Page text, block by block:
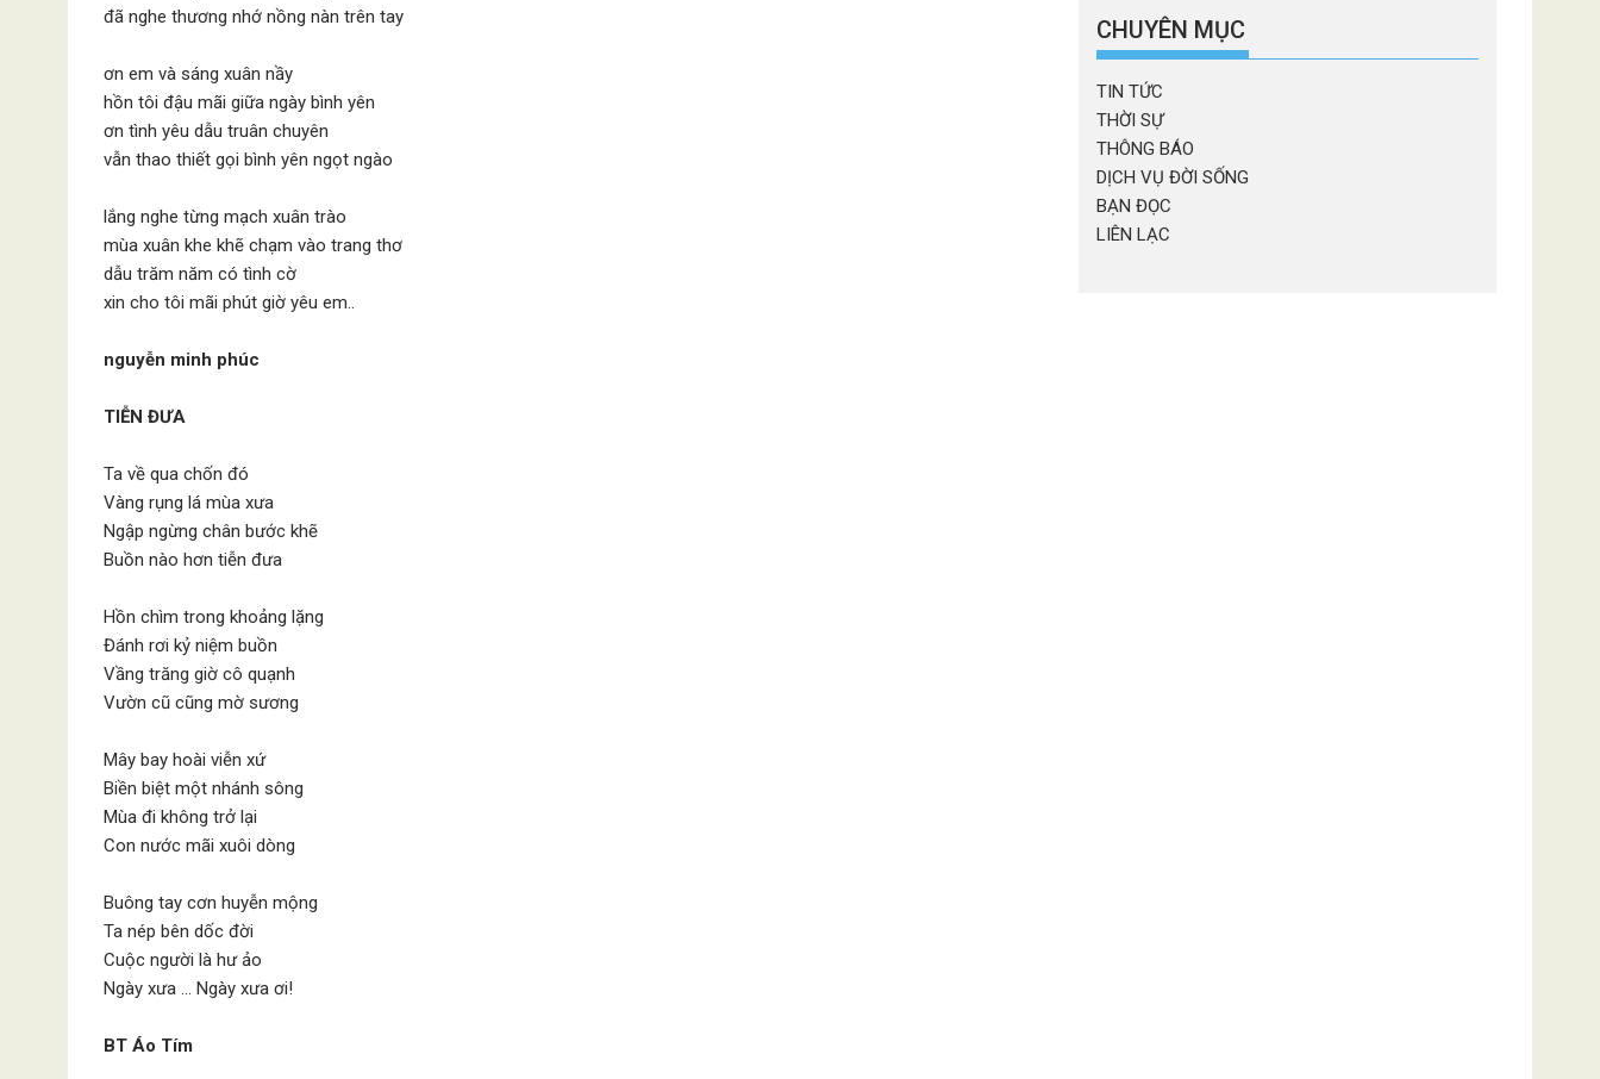
đã nghe thương nhớ nồng nàn trên tay
ơn em và sáng xuân nầy
hồn tôi đậu mãi giữa ngày bình yên
ơn tình yêu dẫu truân chuyên
vẫn thao thiết gọi bình yên ngọt ngào
lắng nghe từng mạch xuân trào
mùa xuân khe khẽ chạm vào trang thơ
dẫu trăm năm có tình cờ
xin cho tôi mãi phút giờ yêu em..
nguyễn minh phúc
TIỄN ĐƯA
Ta về qua chốn đó
Vàng rụng lá mùa xưa
Ngập ngừng chân bước khẽ
Buồn nào hơn tiễn đưa
Hồn chìm trong khoảng lặng
Đánh rơi kỷ niệm buồn
Vầng trăng giờ cô quạnh
Vườn cũ cũng mờ sương
Mây bay hoài viễn xứ
Biền biệt một nhánh sông
Mùa đi không trở lại
Con nước mãi xuôi dòng
Buông tay cơn huyễn mộng
Ta nép bên dốc đời
Cuộc người là hư ảo
Ngày xưa … Ngày xưa ơi!
BT Áo Tím
mục
CHUYÊN MỤC
TIN TỨC
THỜI SỰ
THÔNG BÁO
DỊCH VỤ ĐỜI SỐNG
BẠN ĐỌC
LIÊN LẠC